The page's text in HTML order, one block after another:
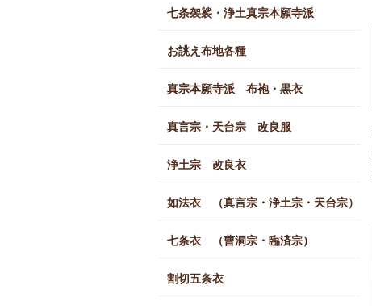
七条袈裟・浄土真宗本願寺派
お誂え布地各種
真宗本願寺派 布袍・黒衣
真言宗・天台宗 改良服
浄土宗 改良衣
如法衣 （真言宗・浄土宗・天台宗）
七条衣 （曹洞宗・臨済宗）
割切五条衣